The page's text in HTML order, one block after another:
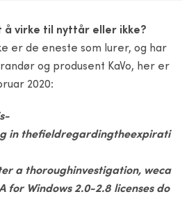
virke til nyttår eller ikke?
er de eneste som lurer, og har
og produsent KaVo, her er
2020:
in thefieldregardingtheexpirati
a thoroughinvestigation, weca
for Windows 2.0-2.8 licensesdo